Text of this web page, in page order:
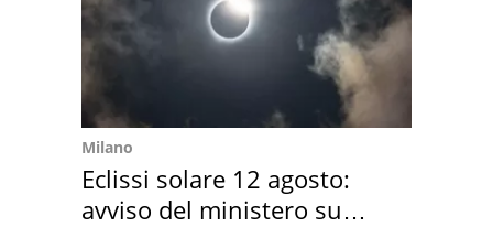
Milano
Eclissi solare 12 agosto:
avviso del ministero su